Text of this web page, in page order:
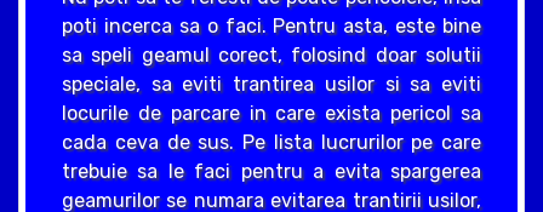
poti incerca sa o faci. Pentru asta, este bine
sa speli geamul corect, folosind doar solutii
speciale, sa eviti trantirea usilor si sa eviti
locurile de parcare in care exista pericol sa
cada ceva de sus. Pe lista lucrurilor pe care
trebuie sa le faci pentru a evita spargerea
geamurilor se numara evitarea trantirii usilor,